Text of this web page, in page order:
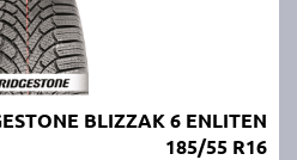
BLIZZAK 6 ENLITEN
185/55 R16